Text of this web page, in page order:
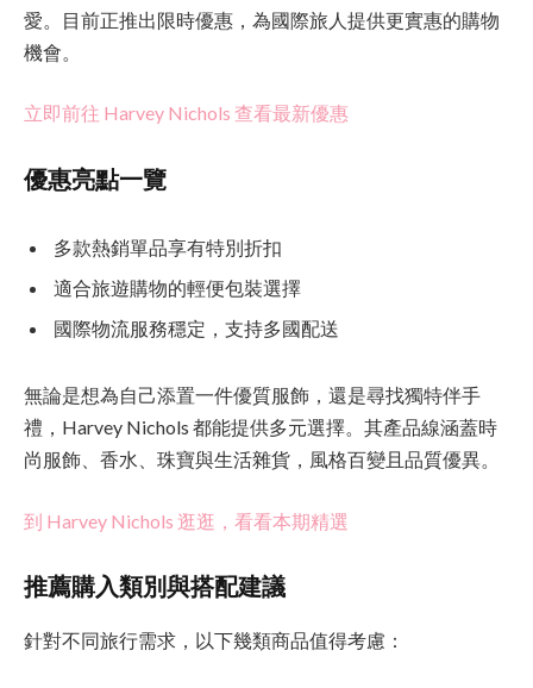
愛。目前正推出限時優惠，為國際旅人提供更實惠的購物
機會。
立即前往 Harvey Nichols 查看最新優惠
優惠亮點一覽
多款熱銷單品享有特別折扣
適合旅遊購物的輕便包裝選擇
國際物流服務穩定，支持多國配送
無論是想為自己添置一件優質服飾，還是尋找獨特伴手
禮，Harvey Nichols 都能提供多元選擇。其產品線涵蓋時
尚服飾、香水、珠寶與生活雜貨，風格百變且品質優異。
到 Harvey Nichols 逛逛，看看本期精選
推薦購入類別與搭配建議
針對不同旅行需求，以下幾類商品值得考慮：